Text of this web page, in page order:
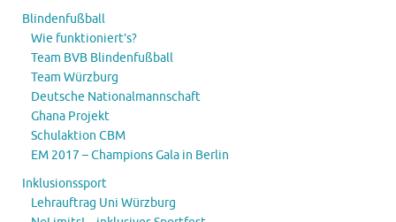
Blindenfußball
Wie funktioniert’s?
Team BVB Blindenfußball
Team Würzburg
Deutsche Nationalmannschaft
Ghana Projekt
Schulaktion CBM
EM 2017 – Champions Gala in Berlin
Inklusionssport
Lehrauftrag Uni Würzburg